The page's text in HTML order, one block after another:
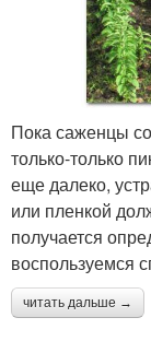
Пока саженцы
только-только
еще далеко,
или пленкой
получается
воспользуемся
читать дальше →